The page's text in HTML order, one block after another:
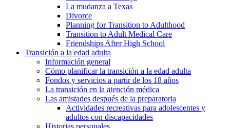
La mudanza a Texas
Divorce
Planning for Transition to Adulthood
Transition to Adult Medical Care
Friendships After High School
Transición a la edad adulta
Información general
Cómo planificar la transición a la edad adulta
Fondos y servicios a partir de los 18 años
La transición en la atención médica
Las amistades después de la preparatoria
Actividades recreativas para adolescentes y
adultos con discapacidades
Historias personales